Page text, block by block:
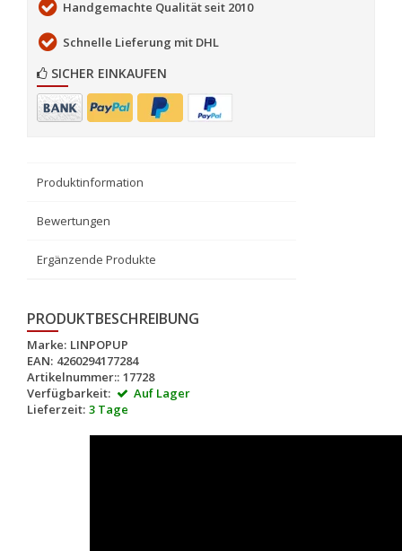
Handgemachte Qualität seit 2010
Schnelle Lieferung mit DHL
SICHER EINKAUFEN
Produktinformation
Bewertungen
Ergänzende Produkte
PRODUKTBESCHREIBUNG
Marke: LINPOPUP
EAN: 4260294177284
Artikelnummer:: 17728
Verfügbarkeit:
Auf Lager
Lieferzeit: 3 Tage